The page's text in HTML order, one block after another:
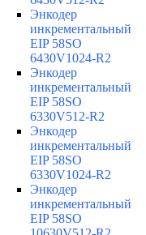
Энкодер
инкрементальный
EIP 58SO
6430V1024-R2
Энкодер
инкрементальный
EIP 58SO
6330V512-R2
Энкодер
инкрементальный
EIP 58SO
6330V1024-R2
Энкодер
инкрементальный
EIP 58SO